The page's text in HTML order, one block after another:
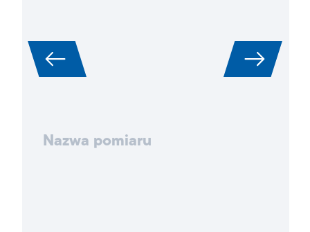
ZASTOSOWANIA